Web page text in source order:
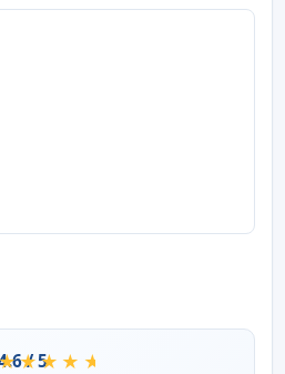
/ 5